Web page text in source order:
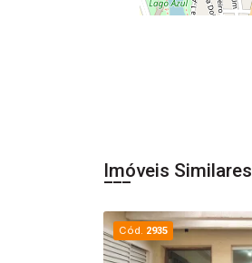
Imóveis Similares
Cód. 2935